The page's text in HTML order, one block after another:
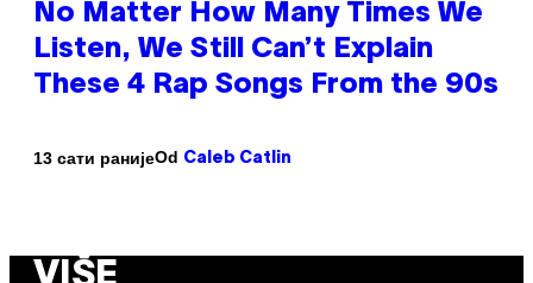
No Matter How Many Times We
Listen, We Still Can’t Explain
These 4 Rap Songs From the 90s
13 сати ранијеOd Caleb Catlin